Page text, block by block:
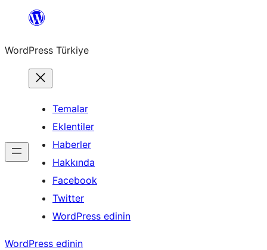
İçeriğe
WordPress Türkiye
Temalar
Eklentiler
Haberler
Hakkında
Facebook
Twitter
WordPress edinin
WordPress edinin